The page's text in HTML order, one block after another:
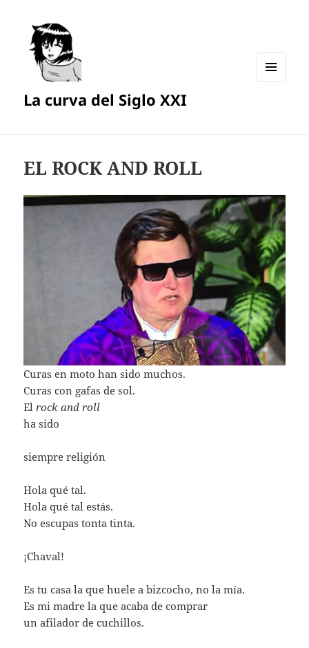
La curva del Siglo XXI
EL ROCK AND ROLL
Curas en moto han sido muchos.
Curas con gafas de sol.
Elrock and roll
ha sido
siempre religión
Hola qué tal.
Hola qué tal estás.
No escupas tonta tinta.
¡Chaval!
Es tu casa la que huele a bizcocho, no la mía.
Es mi madre la que acaba de comprar
un afilador de cuchillos.